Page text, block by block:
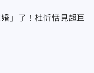
」了！杜忻恬見超巨